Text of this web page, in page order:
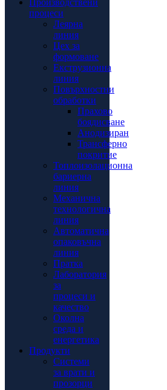
Производствени
процеси
Леярна
линия
Цех за
формоване
Екструзионна
линия
Повърхностни
обработки
Прахово
боядисване
Анодизиран
Трансферно
покритие
Топлоизолационна
бариерна
линия
Механична
технологична
линия
Автоматична
опаковъчна
линия
Пратка
Лаборатория
за
процеси и
качество
Околна
среда и
енергетика
Продукти
Системи
за врати и
прозорци